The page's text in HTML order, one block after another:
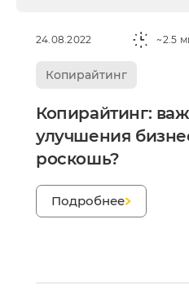
Услуги
Система управления
24.08.2022 ~2.5
Копирайтинг
Копирайтинг:
улучшения
роскошь?
Подробнее